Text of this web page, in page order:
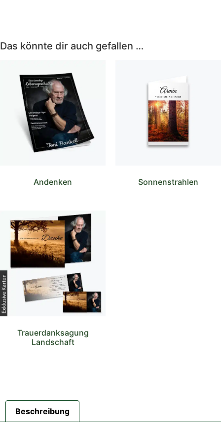
Das könnte dir auch gefallen …
Andenken Sonnenstrahlen
Trauerdanksagung
Landschaft
Beschreibung